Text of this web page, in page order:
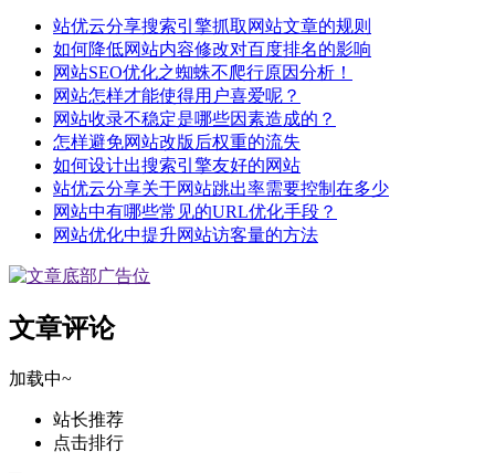
站优云分享搜索引擎抓取网站文章的规则
如何降低网站内容修改对百度排名的影响
网站SEO优化之蜘蛛不爬行原因分析！
网站怎样才能使得用户喜爱呢？
网站收录不稳定是哪些因素造成的？
怎样避免网站改版后权重的流失
如何设计出搜索引擎友好的网站
站优云分享关于网站跳出率需要控制在多少
网站中有哪些常见的URL优化手段？
网站优化中提升网站访客量的方法
文章评论
加载中~
站长推荐
点击排行